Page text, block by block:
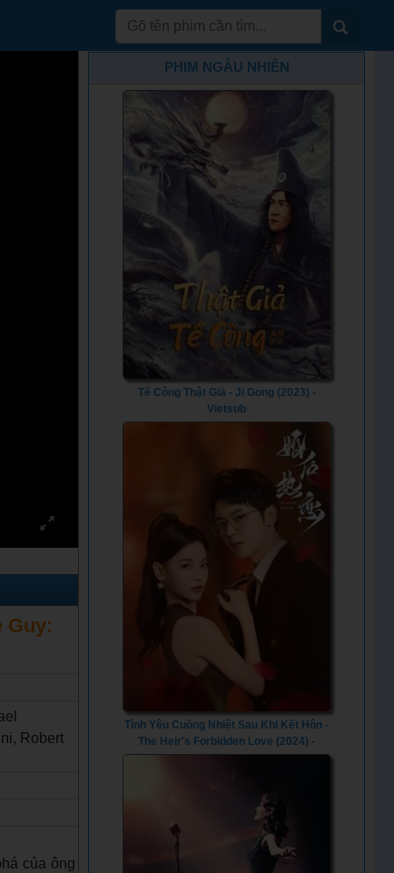
Guy:
Robert
của ông
PHIM NGẪU NHIÊN
Tế Công Thật Giả - Ji Gong (2023) -
Vietsub
Tình Yêu Cuồng Nhiệt Sau Khi Kết Hôn -
The Heir's Forbidden Love (2024) -
Vietsub